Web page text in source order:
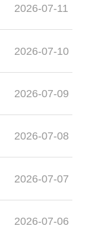
2026-07-11
2026-07-10
2026-07-09
2026-07-08
2026-07-07
2026-07-06